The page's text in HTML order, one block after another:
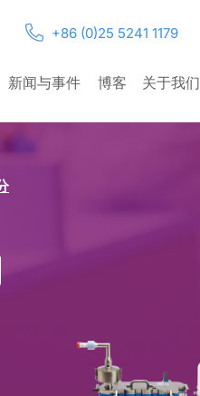
+86 (0)25 5241 1179
新闻与事件 博客 关于我们